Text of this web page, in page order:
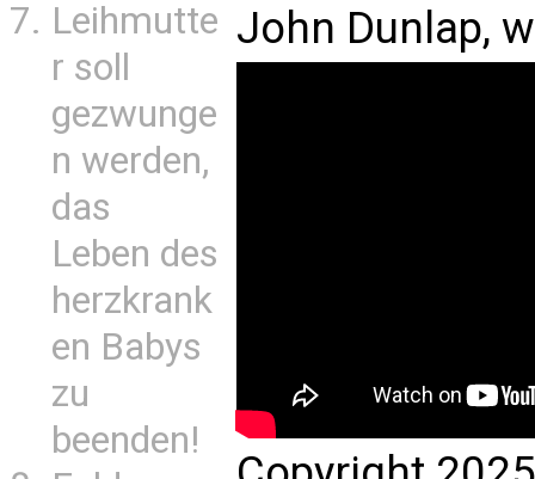
Leihmutte
r soll
gezwunge
n werden,
das
Leben des
herzkrank
en Babys
zu
beenden!
John Dunlap,